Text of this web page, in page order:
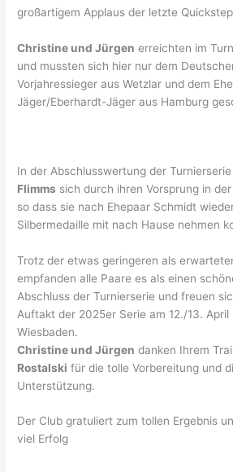
großartigem Applaus der letzte
Christine und Jürgen erreichten im
und mussten sich hier nur dem
Vorjahressieger aus Wetzlar und dem
Jäger/Eberhardt-Jäger aus Hamburg
In der Abschlusswertung der
Flimms sich durch ihren Vorsprung in
so dass sie nach Ehepaar Schmidt
Silbermedaille mit nach Hause nehmen
Trotz der etwas geringeren als
empfanden alle Paare es als einen
Abschluss der Turnierserie und freuen
Auftakt der 2025er Serie am 12./13.
Wiesbaden.
Christine und Jürgen danken Ihrem
Rostalski für die tolle Vorbereitung und
Unterstützung.
Der Club gratuliert zum tollen Ergebnis
viel Erfolg